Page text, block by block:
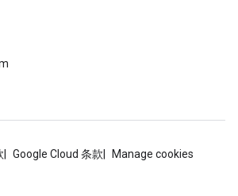
Google Cloud 条款 Manage cookies